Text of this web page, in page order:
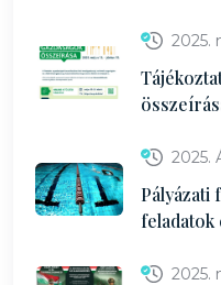
2025.
2025.
Pályázati
feladatok
2025.